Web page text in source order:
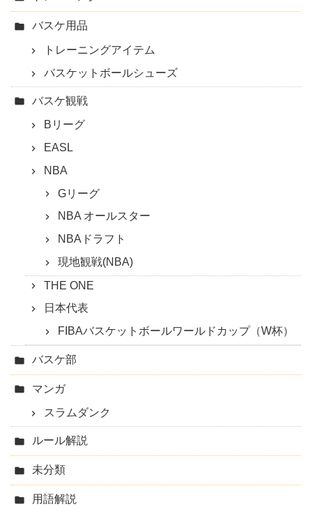
バスケ用品
トレーニングアイテム
バスケットボールシューズ
バスケ観戦
Bリーグ
EASL
NBA
Gリーグ
NBA オールスター
NBAドラフト
現地観戦(NBA)
THE ONE
日本代表
FIBAバスケットボールワールドカップ（W杯）
バスケ部
マンガ
スラムダンク
ルール解説
未分類
用語解説